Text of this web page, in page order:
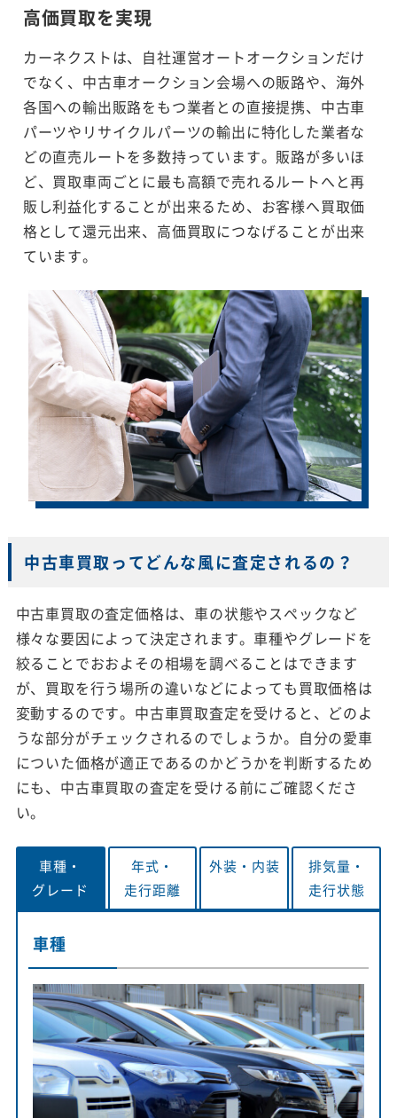
高価買取を実現
カーネクストは、自社運営オートオークションだけ
でなく、中古車オークション会場への販路や、海外
各国への輸出販路をもつ業者との直接提携、中古車
パーツやリサイクルパーツの輸出に特化した業者な
どの直売ルートを多数持っています。販路が多いほ
ど、買取車両ごとに最も高額で売れるルートへと再
販し利益化することが出来るため、お客様へ買取価
格として還元出来、高価買取につなげることが出来
ています。
中古車買取ってどんな風に査定されるの？
中古車買取の査定価格は、車の状態やスペックなど
様々な要因によって決定されます。車種やグレードを
絞ることでおおよその相場を調べることはできます
が、買取を行う場所の違いなどによっても買取価格は
変動するのです。中古車買取査定を受けると、どのよ
うな部分がチェックされるのでしょうか。自分の愛車
についた価格が適正であるのかどうかを判断するため
にも、中古車買取の査定を受ける前にご確認くださ
い。
車種・
グレード
年式・
走行距離
外装・ 内装
排気量・
走行状態
車種